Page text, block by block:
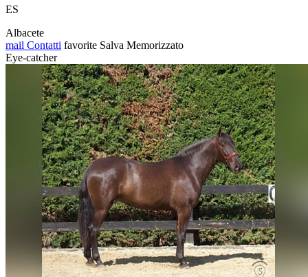
ES
Albacete
mail Contatti favorite Salva Memorizzato
Eye-catcher